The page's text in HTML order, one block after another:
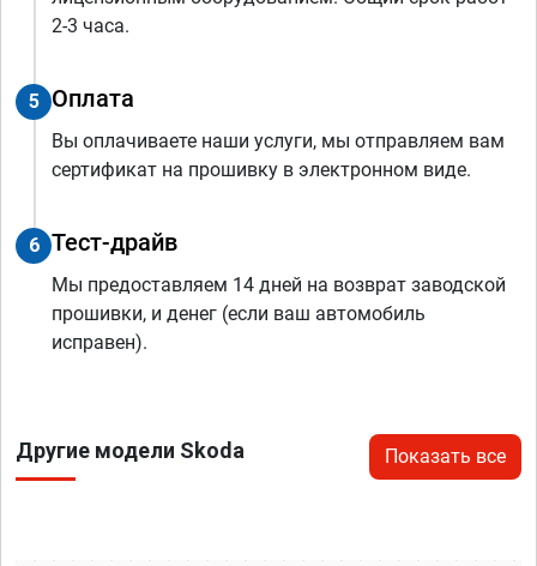
2-3 часа.
5 Оплата
Вы оплачиваете наши услуги, мы отправляем вам
сертификат на прошивку в электронном виде.
6 Тест-драйв
Мы предоставляем 14 дней на возврат заводской
прошивки, и денег (если ваш автомобиль
исправен).
Другие модели Skoda Показать все